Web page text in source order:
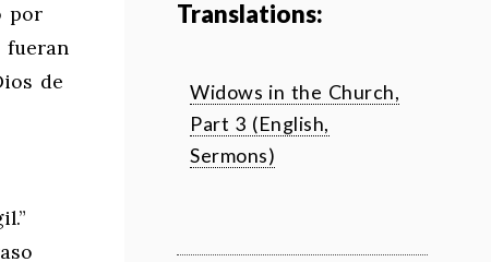
por
fueran
de
Translations:
Widows in the Church,
Part 3 (English,
Sermons)